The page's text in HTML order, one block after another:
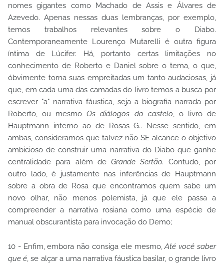
nomes gigantes como Machado de Assis e Álvares de
Azevedo. Apenas nessas duas lembranças, por exemplo,
temos trabalhos relevantes sobre o Diabo.
Contemporaneamente Lourenço Mutarelli é outra figura
íntima de Lúcifer. Há, portanto certas limitações no
conhecimento de Roberto e Daniel sobre o tema, o que,
óbvimente torna suas empreitadas um tanto audaciosas, já
que, em cada uma das camadas do livro temos a busca por
escrever "a" narrativa fáustica, seja a biografia narrada por
Roberto, ou mesmoOs diálogos do castelo, o livro de
Hauptmann interno ao de Rosas G.. Nesse sentido, em
ambas, consideramos que talvez não SE alcance o objetivo
ambicioso de construir uma narrativa do Diabo que ganhe
centralidade para além deGrande Sertão.
Contudo, por
outro lado, é justamente nas inferências de Hauptmann
sobre a obra de Rosa que encontramos quem sabe um
novo olhar, não menos polemista, já que ele passa a
compreender a narrativa rosiana como uma espécie de
manual obscurantista para invocação do Demo;
10 - Enfim, embora não consiga ele mesmo,Até você saber
que é, se alçar a uma narrativa fáustica basilar, o grande livro